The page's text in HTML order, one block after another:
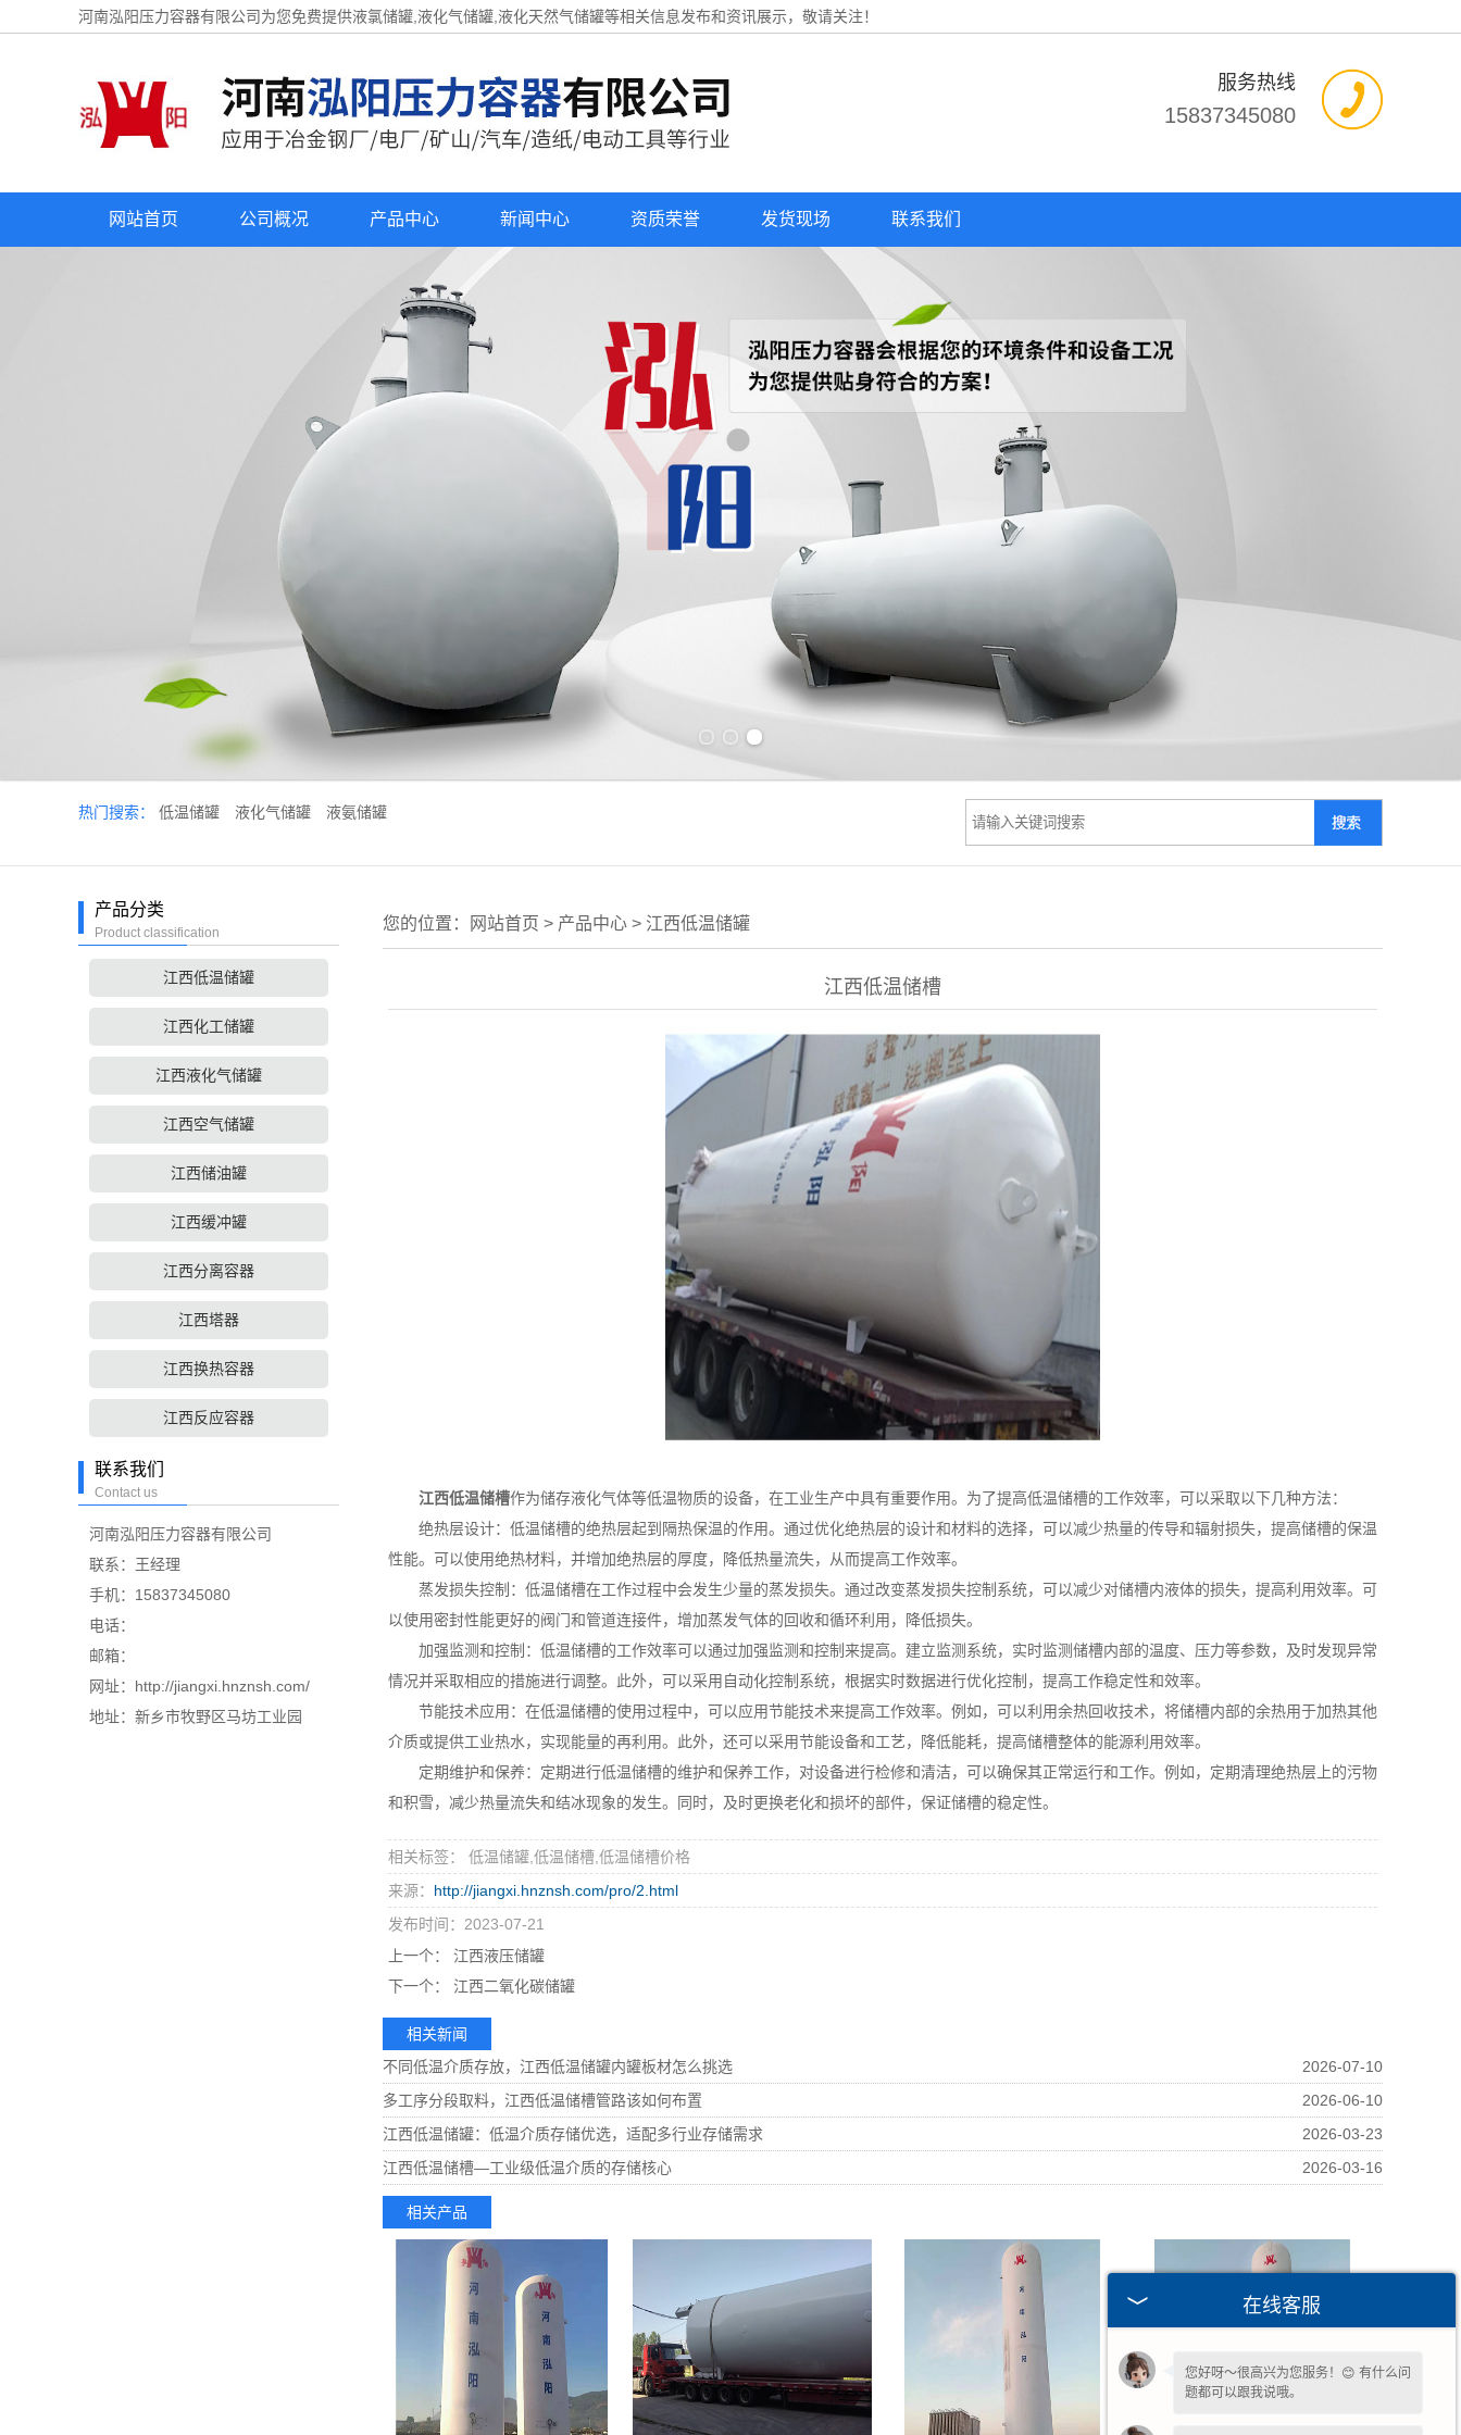
河南泓阳压力容器有限公司为您免费提供液氯储罐 ,液化气储罐,液化天然气储罐等相关信息发布和资讯展示，敬请关注！
服务热线
15837345080
网站首页 公司概况 产品中心 新闻中心 资质荣誉 发货现场 联系我们
热门搜索： 低温储罐 液化气储罐 液氨储罐
产品分类
Product classification
江西低温储罐
江西化工储罐
江西液化气储罐
江西空气储罐
江西储油罐
江西缓冲罐
江西分离容器
江西塔器
江西换热容器
江西反应容器
联系我们
Contact us
河南泓阳压力容器有限公司
联系：王经理
手机：15837345080
电话：
邮箱：
网址：http://jiangxi.hnznsh.com/
地址：新乡市牧野区马坊工业园
您的位置： 网站首页 > 产品中心 > 江西低温储罐
江西低温储槽
江西低温储槽作为储存液化气体等低温物质的设备，在工业生产中具有重要作用。为了提高低温储槽的工作效率，可以采取以下几种方法：
绝热层设计：低温储槽的绝热层起到隔热保温的作用。通过优化绝热层的设计和材料的选择，可以减少热量的传导和辐射损失，提高储槽的保温
性能。可以使用绝热材料，并增加绝热层的厚度，降低热量流失，从而提高工作效率。
蒸发损失控制：低温储槽在工作过程中会发生少量的蒸发损失。通过改变蒸发损失控制系统，可以减少对储槽内液体的损失，提高利用效率。可
以使用密封性能更好的阀门和管道连接件，增加蒸发气体的回收和循环利用，降低损失。
加强监测和控制：低温储槽的工作效率可以通过加强监测和控制来提高。建立监测系统，实时监测储槽内部的温度、压力等参数，及时发现异常
情况并采取相应的措施进行调整。此外，可以采用自动化控制系统，根据实时数据进行优化控制，提高工作稳定性和效率。
节能技术应用：在低温储槽的使用过程中，可以应用节能技术来提高工作效率。例如，可以利用余热回收技术，将储槽内部的余热用于加热其他
介质或提供工业热水，实现能量的再利用。此外，还可以采用节能设备和工艺，降低能耗，提高储槽整体的能源利用效率。
定期维护和保养：定期进行低温储槽的维护和保养工作，对设备进行检修和清洁，可以确保其正常运行和工作。例如，定期清理绝热层上的污物
和积雪，减少热量流失和结冰现象的发生。同时，及时更换老化和损坏的部件，保证储槽的稳定性。
相关标签： 低温储罐,低温储槽,低温储槽价格
来源： http://jiangxi.hnznsh.com/pro/2.html
发布时间：2023-07-21
上一个：
江西液压储罐
下一个：
江西二氧化碳储罐
相关新闻
不同低温介质存放，江西低温储罐内罐板材怎么挑选
2026-07-10
多工序分段取料，江西低温储槽管路该如何布置
2026-06-10
江西低温储罐：低温介质存储优选，适配多行业存储需求
2026-03-23
江西低温储槽—工业级低温介质的存储核心
2026-03-16
相关产品
在线客服
欢迎您的咨询，期待为您服务!
您好呀～很高兴为您服务！😊 有什么问
题都可以跟我说哦。